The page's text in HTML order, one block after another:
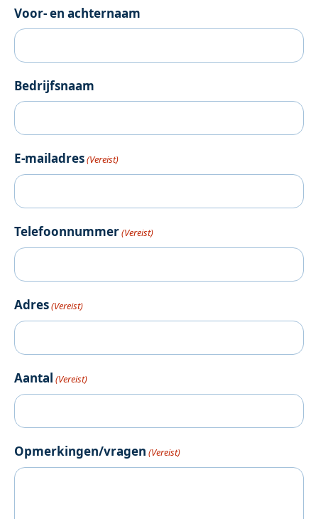
Voor- en achternaam
Bedrijfsnaam
E-mailadres(Vereist)
Telefoonnummer(Vereist)
Adres(Vereist)
Aantal (Vereist)
Opmerkingen/vragen (Vereist)